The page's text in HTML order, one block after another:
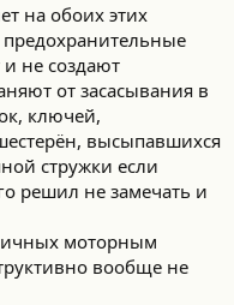
на обоих этих
не создают
от засасывания в
ключей,
высыпавшихся
стружки если
решил не замечать и
моторным
вообще не